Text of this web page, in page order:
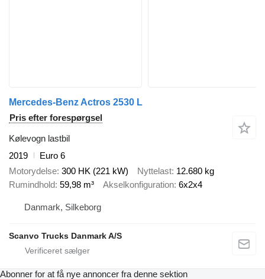
Mercedes-Benz Actros 2530 L
Pris efter forespørgsel
Kølevogn lastbil
2019
Euro 6
Motorydelse 300 HK (221 kW) Nyttelast 12.680 kg
Rumindhold 59,98 m³ Akselkonfiguration 6x2x4
Danmark, Silkeborg
Scanvo Trucks Danmark A/S
Abonner for at få nye annoncer fra denne sektion